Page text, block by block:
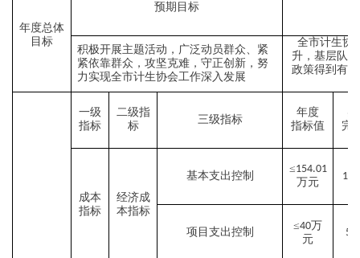
年度总体
目标
预期目标
积极开展主题活动，广泛动员群众、紧
紧依靠群众，攻坚克难，守正创新，努
力实现全市计生协会工作深入发展
全市计生协
升，基层队
政策得到有
一级
指标
二级指
标
三级指标
年度
指标值
完
成本
指标
经济成
本指标
基本支出控制
≤154.01
万元
项目支出控制
≤40万
元